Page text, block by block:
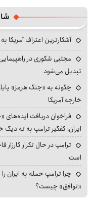
آشکارترین اعتراف آمریکا
مجتبی شکوری در
تبدیل می‌شود
چگونه به «جنگ هرمز»
خارجه آمریکا
فراخوان دریافت ایده‌های
ایران؛ کفگیر ترامپ به ته دیگ
ترامپ در حال تکرار کارزار
است
چرا ترامپ حمله به ایران
«توافق» چیست؟